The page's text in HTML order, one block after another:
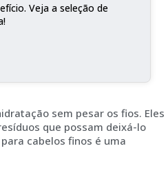
Veja a seleção de
sem pesar os fios. Eles
que possam deixá-lo
cabelos finos é uma